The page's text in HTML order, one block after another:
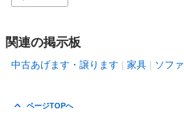
関連の掲示板
中古あげます・譲ります 家具 ソファ
ページTOPへ